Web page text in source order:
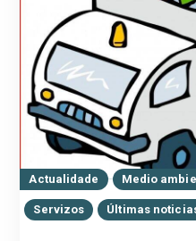
Actualidade Medio
Servizos Últimas